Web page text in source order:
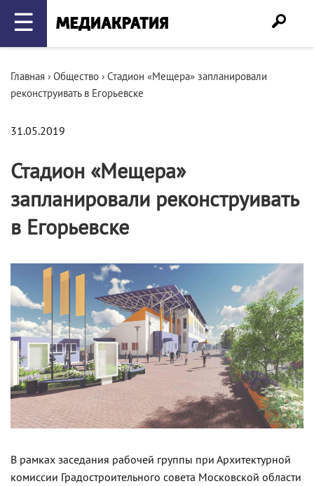
☰
Главная › Общество › Стадион «Мещера» запланировали
реконструивать в Егорьевске
31.05.2019
Стадион «Мещера»
запланировали реконструивать
в Егорьевске
В рамках заседания рабочей группы при Архитектурной
комиссии Градостроительного совета Московской области